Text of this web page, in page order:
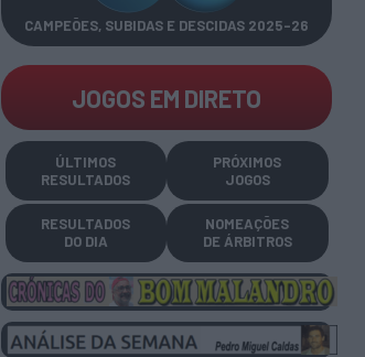
CAMPEÕES, SUBIDAS E DESCIDAS 2025-26
JOGOS EM DIRETO
ÚLTIMOS
RESULTADOS
PRÓXIMOS
JOGOS
RESULTADOS
DO DIA
NOMEAÇÕES
DE ÁRBITROS